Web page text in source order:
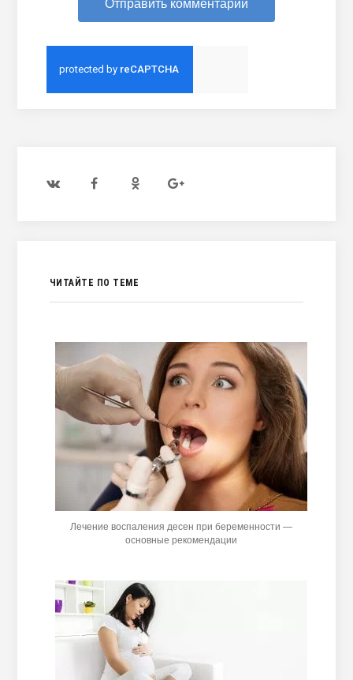
ЧИТАЙТЕ ПО ТЕМЕ
Лечение воспаления десен при беременности —
основные рекомендации